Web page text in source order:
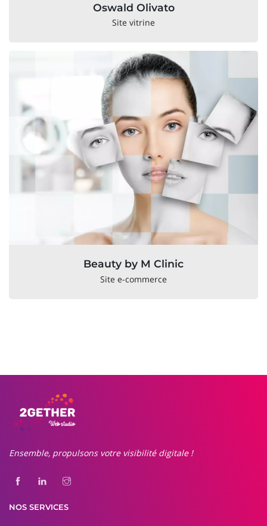
Oswald Olivato
Site vitrine
Beauty by M Clinic
Site e-commerce
Ensemble, propulsons votre visibilité digitale !
NOS SERVICES